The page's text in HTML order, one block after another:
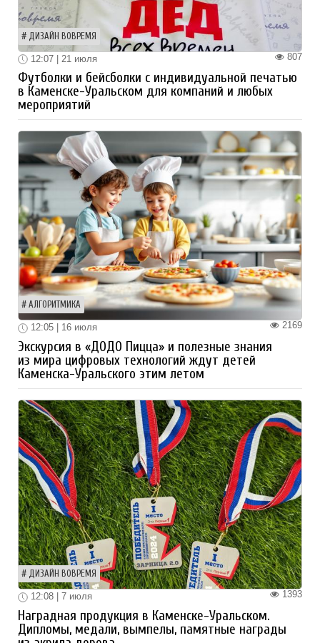
ДИЗАЙН ВОВРЕМЯ
807
12:07 | 21 июля
Футболки и бейсболки с индивидуальной печатью
в Каменске-Уральском для компаний и любых
мероприятий
АЛГОРИТМИКА
2169
12:05 | 16 июля
Экскурсия в «ДОДО Пицца» и полезные знания
из мира цифровых технологий ждут детей
Каменска-Уральского этим летом
ДИЗАЙН ВОВРЕМЯ
1393
12:08 | 7 июля
Наградная продукция в Каменске-Уральском.
Дипломы, медали, вымпелы, памятные награды